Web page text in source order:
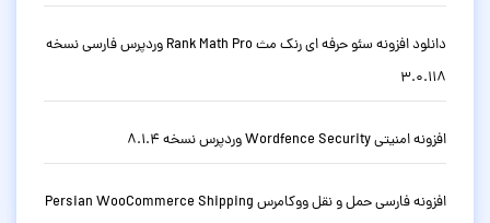
دانلود افزونه سئو حرفه ای رنک مث Rank Math Pro وردپرس فارسی نسخه
3.0.118
افزونه امنیتی Wordfence Security وردپرس نسخه 8.1.4
افزونه فارسی حمل و نقل ووکامرس Persian WooCommerce Shipping